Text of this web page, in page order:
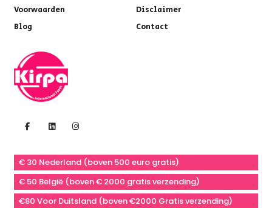
Voorwaarden
Disclaimer
Blog
Contact
€ 30 Nederland (boven 500 euro gratis)
€ 50 België (boven € 2000 gratis verzending)
€80 Voor Duitsland (boven €2000 Gratis verzending)